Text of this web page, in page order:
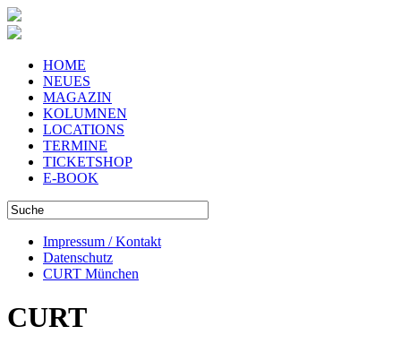
HOME
NEUES
MAGAZIN
KOLUMNEN
LOCATIONS
TERMINE
TICKETSHOP
E-BOOK
Impressum / Kontakt
Datenschutz
CURT München
CURT